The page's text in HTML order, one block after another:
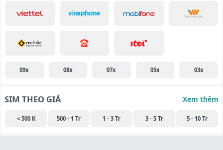
09x 08x 07x 05x 03x
SIM THEO GIÁ Xem thêm
< 500 K 500 - 1 Tr 1 - 3 Tr 3 - 5 Tr 5 - 10 Tr